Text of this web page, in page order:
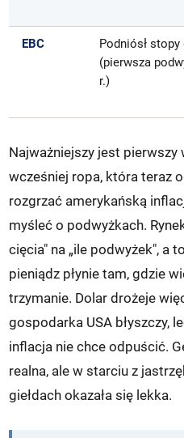
EBC
Podniósł stopy
(pierwsza
r.)
Najważniejszy jest pierwszy
wcześniej ropa, która teraz
rozgrzać amerykańską
myśleć o podwyżkach.
cięcia" na „ile podwyżek", a
pieniądz płynie tam, gdzie
trzymanie. Dolar drożeje
gospodarka USA błyszczy,
inflacja nie chce odpuścić.
realna, ale w starciu z
giełdach okazała się lekka.